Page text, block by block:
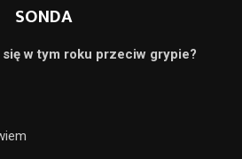
SONDA
w tym roku przeciw grypie?